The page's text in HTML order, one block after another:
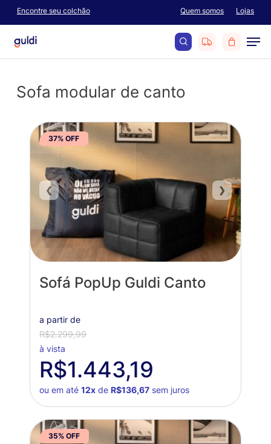
Skip
main
content
Encontre seu colchão Lojas
Quem somos
Sofa modular de canto
37% OFF
❮ ❯
Sofá PopUp Guldi Canto
a partir de
R$2.299,99
à vista
R$1.443,19
ou em até 12xde R$136,67sem juros
35% OFF
Menu